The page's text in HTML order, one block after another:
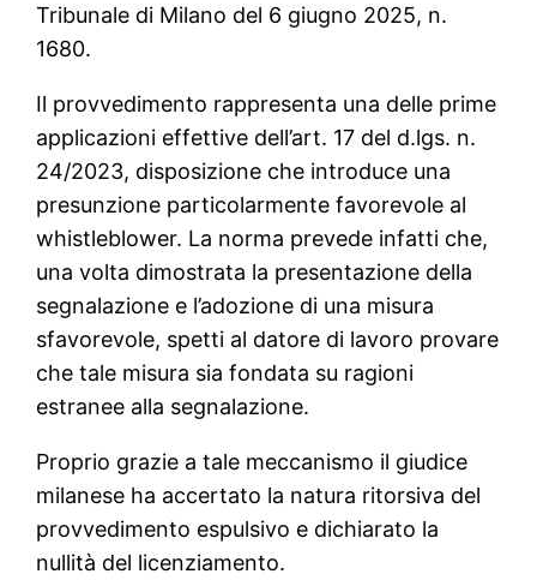
Tribunale di Milano del 6 giugno 2025, n.
1680.
Il provvedimento rappresenta una delle prime
applicazioni effettive dell’art. 17 del d.lgs. n.
24/2023, disposizione che introduce una
presunzione particolarmente favorevole al
whistleblower. La norma prevede infatti che,
una volta dimostrata la presentazione della
segnalazione e l’adozione di una misura
sfavorevole, spetti al datore di lavoro provare
che tale misura sia fondata su ragioni
estranee alla segnalazione.
Proprio grazie a tale meccanismo il giudice
milanese ha accertato la natura ritorsiva del
provvedimento espulsivo e dichiarato la
nullità del licenziamento.